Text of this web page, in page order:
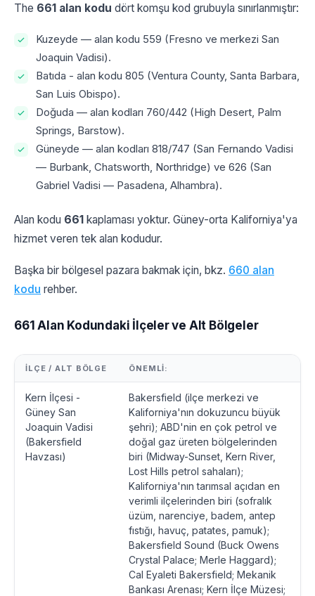
The 661 alan kodu dört komşu kod grubuyla sınırlanmıştır:
Kuzeyde — alan kodu 559 (Fresno ve merkezi San
Joaquin Vadisi).
Batıda - alan kodu 805 (Ventura County, Santa Barbara,
San Luis Obispo).
Doğuda — alan kodları 760/442 (High Desert, Palm
Springs, Barstow).
Güneyde — alan kodları 818/747 (San Fernando Vadisi
— Burbank, Chatsworth, Northridge) ve 626 (San
Gabriel Vadisi — Pasadena, Alhambra).
Alan kodu 661 kaplaması yoktur. Güney-orta Kaliforniya'ya
hizmet veren tek alan kodudur.
Başka bir bölgesel pazara bakmak için, bkz. 660 alan
kodu rehber.
661 Alan Kodundaki İlçeler ve Alt Bölgeler
İLÇE / ALT BÖLGE ÖNEMLI:
Kern İlçesi -
Güney San
Joaquin Vadisi
(Bakersfield
Havzası)
Bakersfield (ilçe merkezi ve
Kaliforniya'nın dokuzuncu büyük
şehri); ABD'nin en çok petrol ve
doğal gaz üreten bölgelerinden
biri (Midway-Sunset, Kern River,
Lost Hills petrol sahaları);
Kaliforniya'nın tarımsal açıdan en
verimli ilçelerinden biri (sofralık
üzüm, narenciye, badem, antep
fıstığı, havuç, patates, pamuk);
Bakersfield Sound (Buck Owens
Crystal Palace; Merle Haggard);
Cal Eyaleti Bakersfield; Mekanik
Bankası Arenası; Kern İlçe Müzesi;